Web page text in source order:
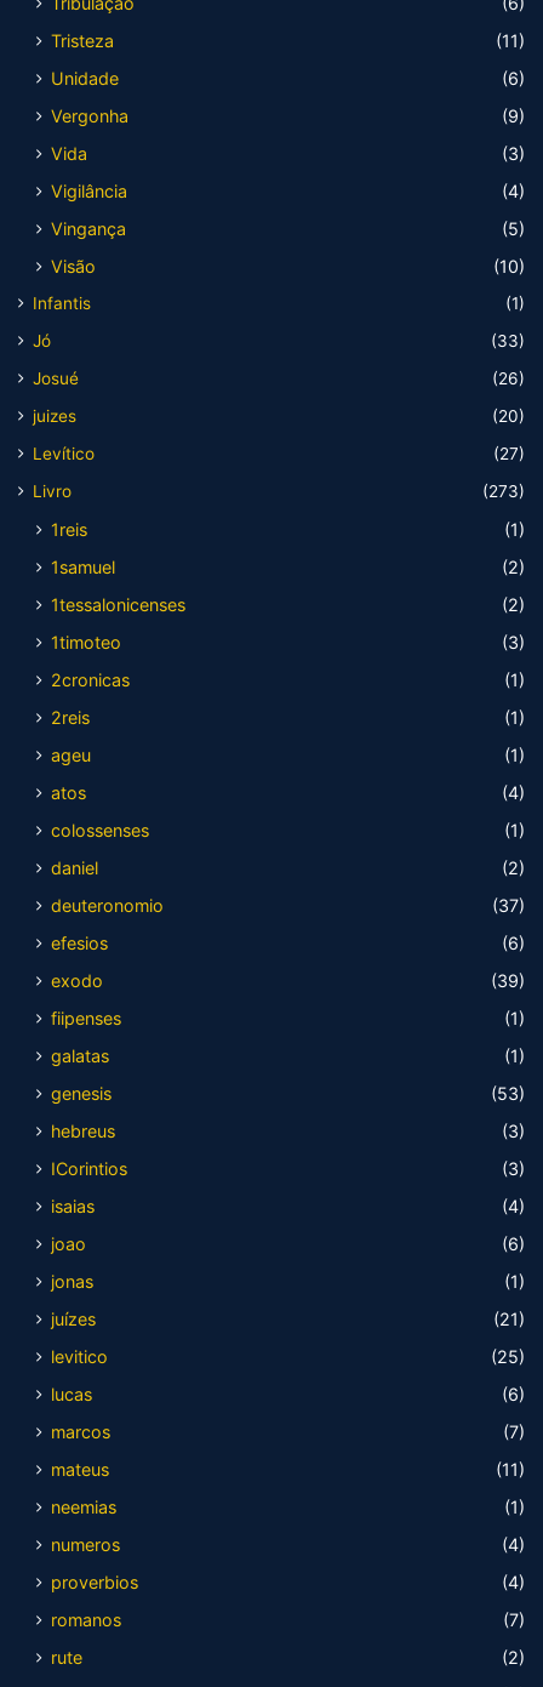
Tristeza
(11)
Unidade
(6)
Vergonha
(9)
Vida
(3)
Vigilância
(4)
Vingança
(5)
Visão
(10)
Infantis
(1)
Jó
(33)
Josué
(26)
juizes
(20)
Levítico
(27)
Livro
(273)
1reis
(1)
1samuel
(2)
1tessalonicenses
(2)
1timoteo
(3)
2cronicas
(1)
2reis
(1)
ageu
(1)
atos
(4)
colossenses
(1)
daniel
(2)
deuteronomio
(37)
efesios
(6)
exodo
(39)
fiipenses
(1)
galatas
(1)
genesis
(53)
hebreus
(3)
ICorintios
(3)
isaias
(4)
joao
(6)
jonas
(1)
juízes
(21)
levitico
(25)
lucas
(6)
marcos
(7)
mateus
(11)
neemias
(1)
numeros
(4)
proverbios
(4)
romanos
(7)
rute
(2)